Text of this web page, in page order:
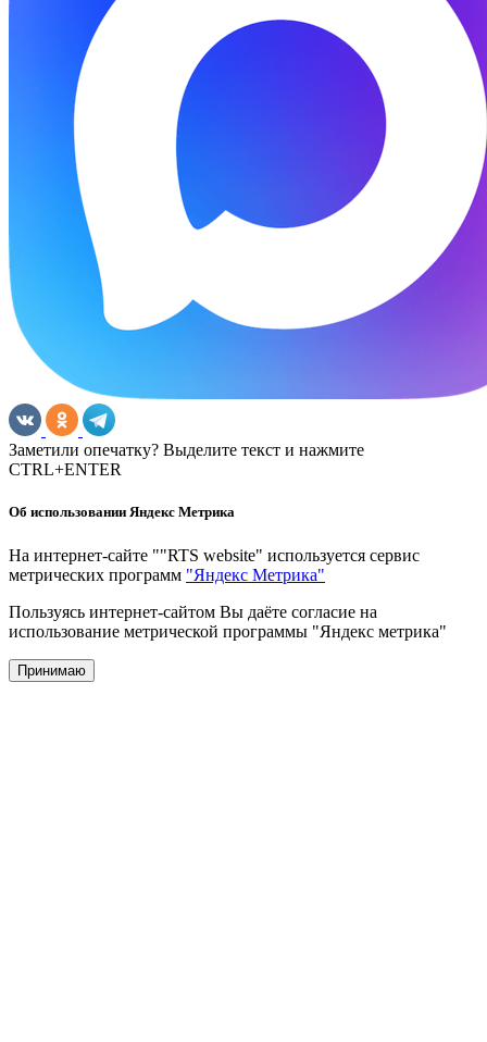
Заметили опечатку? Выделите текст и нажмите
CTRL+ENTER
Об использовании Яндекс Метрика
На интернет-сайте ""RTS website" используется сервис
метрических программ "Яндекс Метрика"
Пользуясь интернет-сайтом Вы даёте согласие на
использование метрической программы "Яндекс метрика"
Принимаю